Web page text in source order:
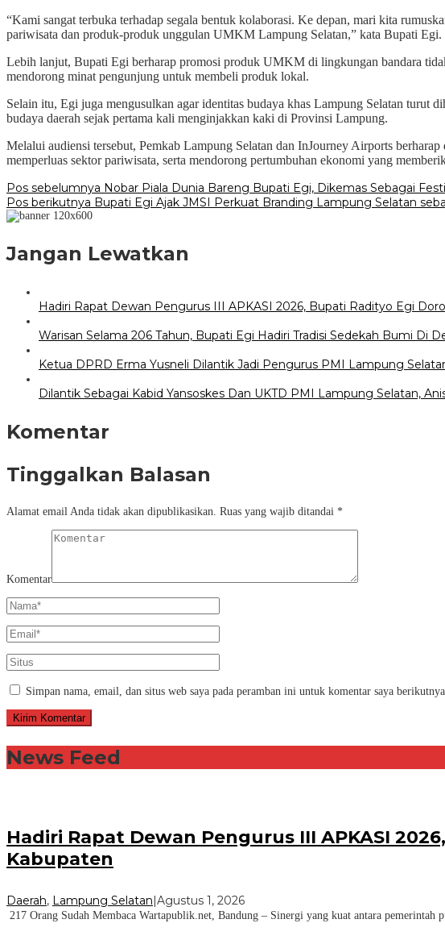
“Kami sangat terbuka terhadap segala bentuk kolaborasi. Ke depan, mari kita
pariwisata dan produk-produk unggulan UMKM Lampung Selatan,” kata Bupati Egi.
Lebih lanjut, Bupati Egi berharap promosi produk UMKM di lingkungan bandara
mendorong minat pengunjung untuk membeli produk lokal.
Selain itu, Egi juga mengusulkan agar identitas budaya khas Lampung Selatan turut
budaya daerah sejak pertama kali menginjakkan kaki di Provinsi Lampung.
Melalui audiensi tersebut, Pemkab Lampung Selatan dan InJourney Airports
memperluas sektor pariwisata, serta mendorong pertumbuhan ekonomi yang
Navigasi
pos
Pos sebelumnya Nobar Piala Dunia Bareng Bupati Egi, Dikemas Sebagai
Pos berikutnya Bupati Egi Ajak JMSI Perkuat Branding Lampung Selatan
Jangan Lewatkan
Hadiri Rapat Dewan Pengurus III APKASI 2026, Bupati Radityo Egi
Warisan Selama 206 Tahun, Bupati Egi Hadiri Tradisi Sedekah Bumi Di
Ketua DPRD Erma Yusneli Dilantik Jadi Pengurus PMI Lampung
Dilantik Sebagai Kabid Yansoskes Dan UKTD PMI Lampung Selatan,
Komentar
Tinggalkan Balasan
Alamat email Anda tidak akan dipublikasikan. Ruas yang wajib ditandai *
Komentar
Simpan nama, email, dan situs web saya pada peramban ini untuk komentar saya berikutnya.
News Feed
Hadiri Rapat Dewan Pengurus III APKASI
Kabupaten
Daerah, Lampung Selatan|Agustus 1, 2026
217 Orang Sudah Membaca Wartapublik.net, Bandung – Sinergi yang kuat antara pemerintah